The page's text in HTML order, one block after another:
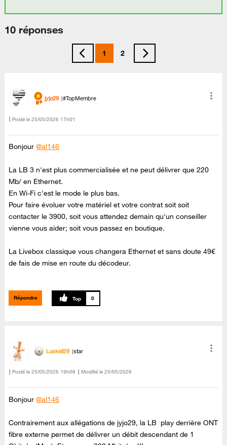
10 réponses
1 2
jyjo29 #TopMembre
Posté le ‎25/05/2026 17h01
Bonjour@al146
La LB 3 n'est plus commercialisée et ne peut délivrer que 220
Mb/ en Ethernet.
En Wi-Fi c'est le mode le plus bas.
Pour faire évoluer votre matériel et votre contrat soit soit
contacter le 3900, soit vous attendez demain qu'un conseiller
vienne vous aider; soit vous passez en boutique.
La Livebox classique vous changera Ethernet et sans doute 49€
de fais de mise en route du décodeur.
Répondre 0
Luskell29 star
Posté le ‎25/05/2026 19h08 Modifié le 25/05/2026
Bonjour@al146
Contrairement aux allégations de jyjo29, la LB play derrière ONT
fibre externe permet de délivrer un débit descendant de 1